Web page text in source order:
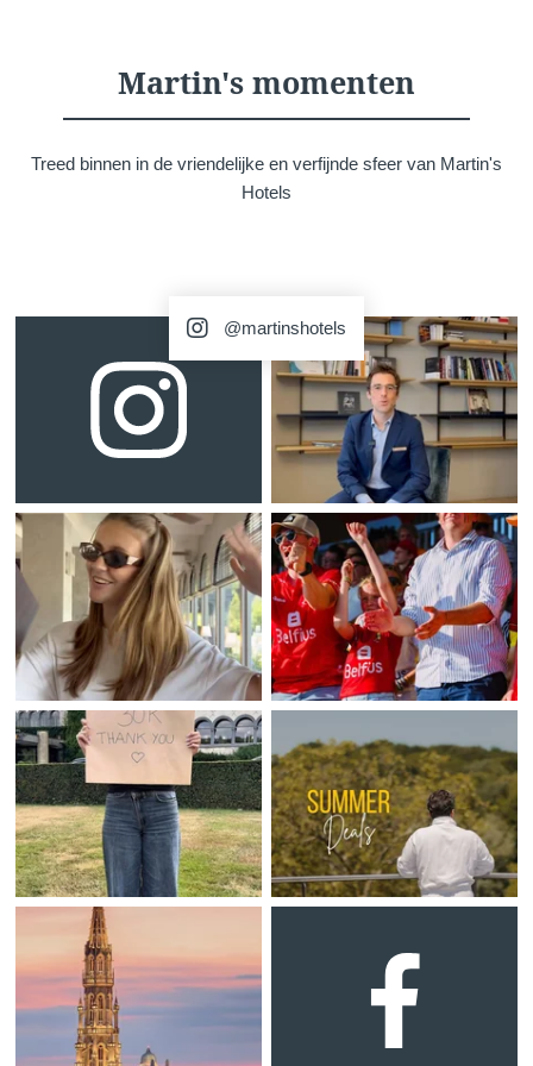
Martin's momenten
Treed binnen in de vriendelijke en verfijnde sfeer van Martin's
Hotels
@martinshotels
Evenementen
Vergaderingen